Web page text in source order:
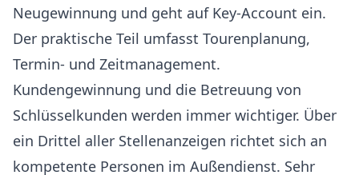
Neugewinnung und geht auf Key-Account ein.
Der praktische Teil umfasst Tourenplanung,
Termin- und Zeitmanagement.
Kundengewinnung und die Betreuung von
Schlüsselkunden werden immer wichtiger. Über
ein Drittel aller Stellenanzeigen richtet sich an
kompetente Personen im Außendienst. Sehr